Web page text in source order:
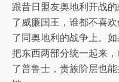
跟昔日盟友奥地利开战
了威廉国王，谁都不喜
了同奥地利的战争上。
把东西两部分统一起来
了普鲁士，贵族阶层也